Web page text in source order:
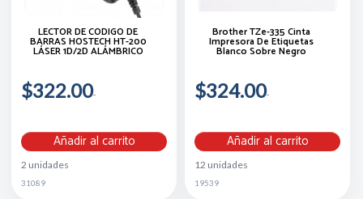
LECTOR DE CÓDIGO DE
BARRAS HOSTECH HT-200
LÁSER 1D/2D ALÁMBRICO
$322.00
Añadir al carrito
2 unidades
31089
Brother TZe-335 Cinta
Impresora De Etiquetas
Blanco Sobre Negro
$324.00
Añadir al carrito
12 unidades
19539